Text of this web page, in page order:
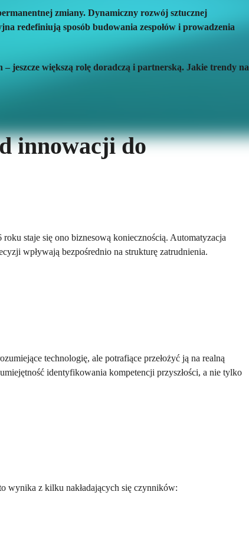
zmiany. Dynamiczny rozwój sztucznej
redefiniują sposób budowania zespołów i prowadzenia
jeszcze większą rolę doradczą i partnerską. Jakie trendy na
innowacji do
staje się ono biznesową koniecznością. Automatyzacja
wpływają bezpośrednio na strukturę zatrudnienia.
technologię, ale potrafiące przełożyć ją na realną
identyfikowania kompetencji przyszłości, a nie tylko
wynika z kilku nakładających się czynników: